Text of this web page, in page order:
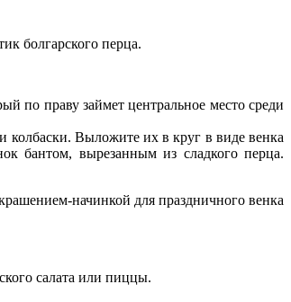
болгарского перца.
по праву займет центральное место среди
колбаски. Выложите их в круг в виде венка
бантом, вырезанным из сладкого перца.
начинкой для праздничного венка
салата или пиццы.